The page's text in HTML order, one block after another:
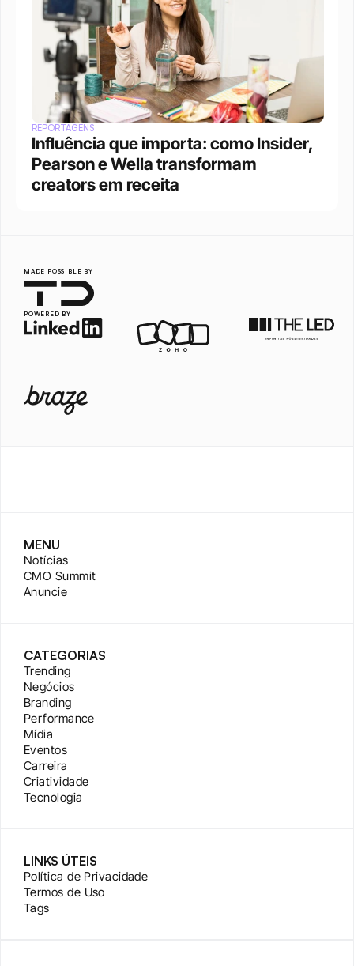
REPORTAGENS
Influência que importa: como Insider,
Pearson e Wella transformam
creators em receita
MADE POSSIBLE BY
POWERED BY
MENU
Notícias
CMO Summit
Anuncie
CATEGORIAS
Trending
Negócios
Branding
Performance
Mídia
Eventos
Carreira
Criatividade
Tecnologia
LINKS ÚTEIS
Política de Privacidade
Termos de Uso
Tags